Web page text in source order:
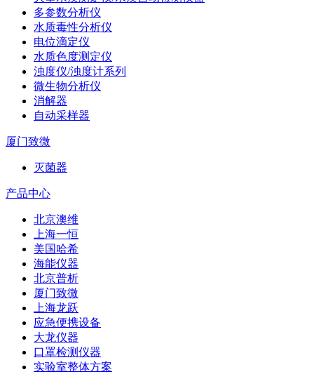
多参数分析仪
水质毒性分析仪
电位滴定仪
水质色度测定仪
浊度仪/浊度计系列
微生物分析仪
消解器
自动采样器
厦门致微
灭菌器
产品中心
北京澳维
上海一恒
美国哈希
海能仪器
北京普析
厦门致微
上海龙跃
应急便携设备
大龙仪器
口罩检测仪器
实验室整体方案